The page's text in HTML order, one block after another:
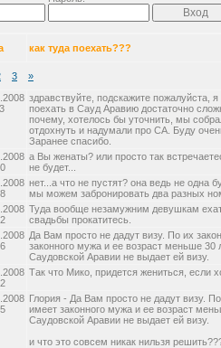
как туда поехать???
3
»
здравствуйте, подскажите пожалуйста,
поехать в Сауд Аравию достаточно
почему, хотелось бы уточнить, мы
отдохнуть и надумали про СА. Буду
Заранее спасибо.
а Вы женаты? или просто так
не будет...
нет...а что не пустят? она ведь не одна
мы можем забронировать два разных
Туда вообще незамужним девушкам
свадьбы прокатитесь.
Да Вам просто не дадут визу. По их
законного мужа и ее возраст меньше 30
Саудовской Аравии не выдает ей визу.
Так что Мико, придется жениться, если
Глория - Да Вам просто не дадут визу.
имеет законного мужа и ее возраст
Саудовской Аравии не выдает ей визу.
и что это совсем никак нильзя